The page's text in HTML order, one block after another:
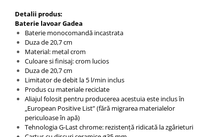
Detalii produs:
Baterie lavoar Gadea
Baterie monocomandă incastrata
Duza de 20,7 cm
Material: metal crom
Culoare si finisaj: crom lucios
Duza de 20,7 cm
Limitator de debit la 5 l/min inclus
Produs cu materiale reciclate
Aliajul folosit pentru producerea acestuia este inclus în
„European Positive List” (fără migrarea materialelor
periculoase în apă)
Tehnologia G-Last chrome: rezistență ridicată la zgârieturi